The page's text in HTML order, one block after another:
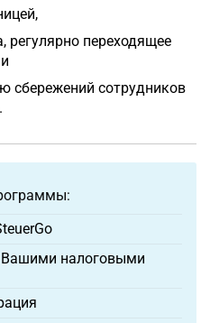
регулярно переходящее
сбережений сотрудников
Вашими налоговыми